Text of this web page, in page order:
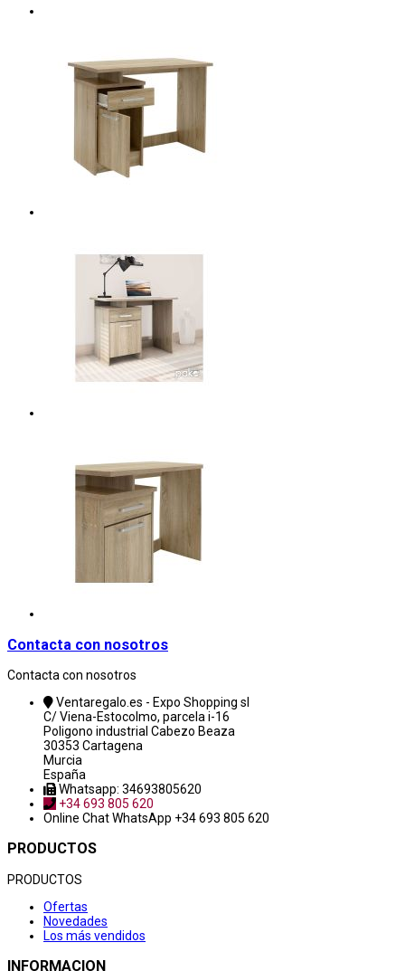
Contacta con nosotros
Contacta con nosotros
Ventaregalo.es - Expo Shopping sl
C/ Viena-Estocolmo, parcela i-16
Poligono industrial Cabezo Beaza
30353 Cartagena
Murcia
España
Whatsapp: 34693805620
+34 693 805 620
Online ChatWhatsApp +34 693 805 620
PRODUCTOS
PRODUCTOS
Ofertas
Novedades
Los más vendidos
INFORMACION